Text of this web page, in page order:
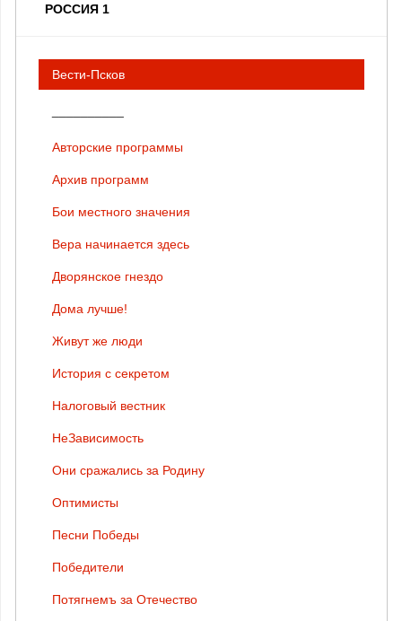
РОССИЯ 1
Вести-Псков
Авторские программы
Архив программ
Бои местного значения
Вера начинается здесь
Дворянское гнездо
Дома лучше!
Живут же люди
История с секретом
Налоговый вестник
НеЗависимость
Они сражались за Родину
Оптимисты
Песни Победы
Победители
Потягнемъ за Отечество